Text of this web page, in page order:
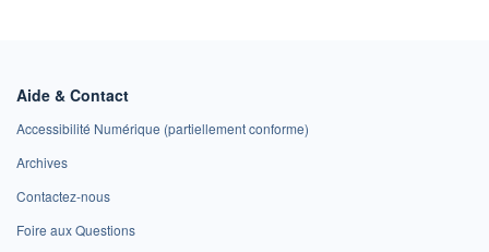
Aide & Contact
Accessibilité Numérique (partiellement conforme)
Archives
Contactez-nous
Foire aux Questions